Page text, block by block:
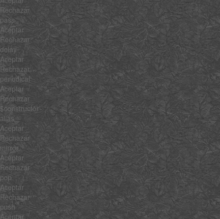
Rechazar
pass
Aceptar
Rechazar
delay
Aceptar
Rechazar
periodical
Aceptar
Rechazar
$constructor
alias
Aceptar
Rechazar
mirror
Aceptar
Rechazar
pop
Aceptar
Rechazar
push
Aceptar